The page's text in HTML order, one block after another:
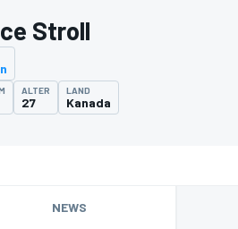
Stroll
ALTER
27
LAND
Kanada
NEWS